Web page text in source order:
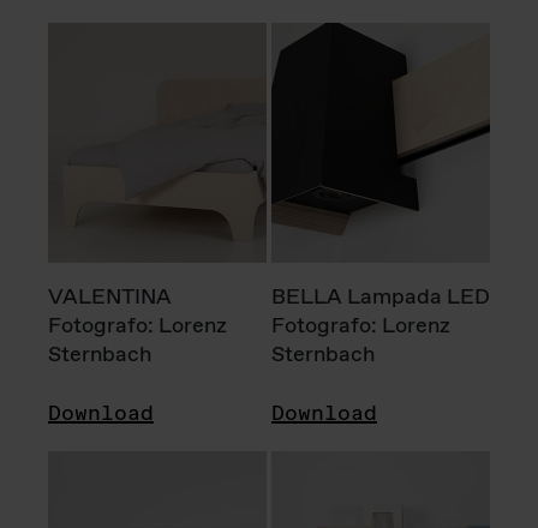
VALENTINA
Fotografo: Lorenz
Sternbach
Download
BELLA Lampada LED
Fotografo: Lorenz
Sternbach
Download